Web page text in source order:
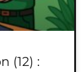
(12) :